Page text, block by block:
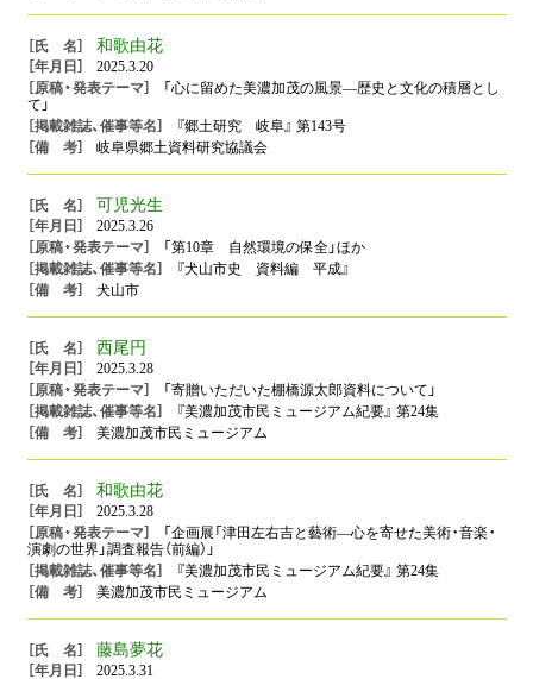
和歌由花
2025.3.20
「心に留めた美濃加茂の風景―歴史と文化の積層とし
て」
『郷土研究 岐阜』 第143号
岐阜県郷土資料研究協議会
可児光生
2025.3.26
「第10章 自然環境の保全」ほか
『犬山市史 資料編 平成』
犬山市
西尾円
2025.3.28
「寄贈いただいた棚橋源太郎資料について」
『美濃加茂市民ミュージアム紀要』 第24集
美濃加茂市民ミュージアム
和歌由花
2025.3.28
「企画展「津田左右吉と藝術―心を寄せた美術・音楽・
演劇の世界」調査報告（前編）」
『美濃加茂市民ミュージアム紀要』 第24集
美濃加茂市民ミュージアム
藤島夢花
2025.3.31